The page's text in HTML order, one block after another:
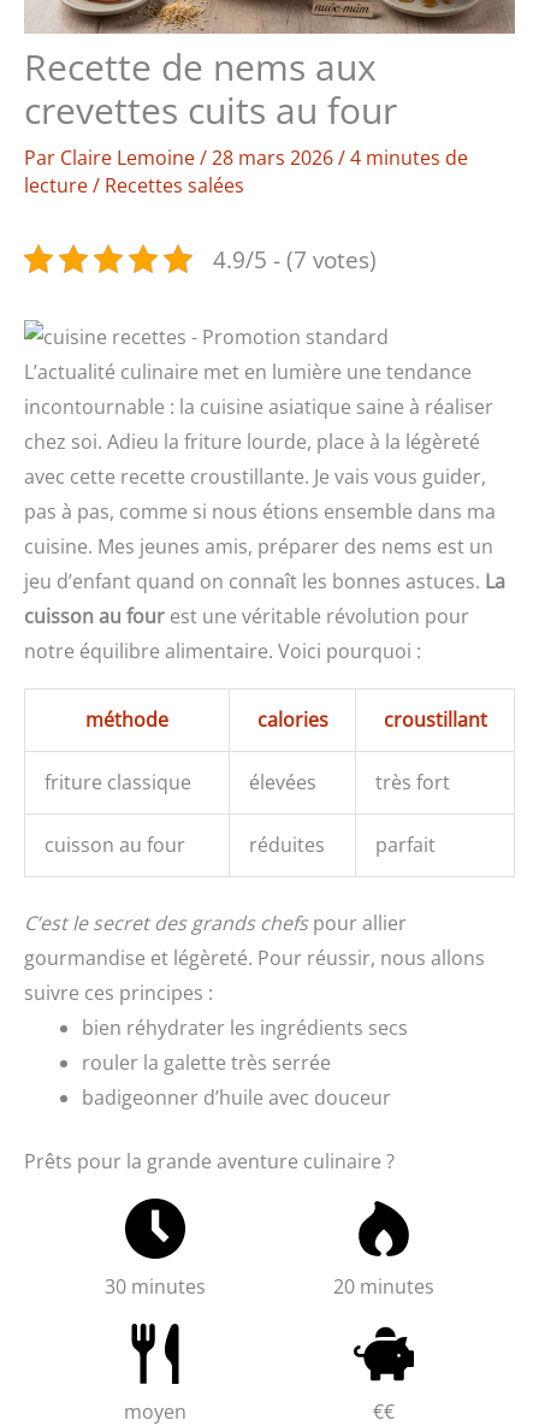
Recette de nems aux
crevettes cuits au four
Par Claire Lemoine/28 mars 2026/4 minutes de
lecture/ Recettes salées
4.9/5 - (7 votes)
L’actualité culinaire met en lumière une tendance
incontournable : la cuisine asiatique saine à réaliser
chez soi. Adieu la friture lourde, place à la légèreté
avec cette recette croustillante. Je vais vous guider,
pas à pas, comme si nous étions ensemble dans ma
cuisine. Mes jeunes amis, préparer des nems est un
jeu d’enfant quand on connaît les bonnes astuces. La
cuisson au four est une véritable révolution pour
notre équilibre alimentaire. Voici pourquoi :
méthode calories croustillant
friture classique élevées très fort
cuisson au four réduites parfait
C’est le secret des grands chefspour allier
gourmandise et légèreté. Pour réussir, nous allons
suivre ces principes :
bien réhydrater les ingrédients secs
rouler la galette très serrée
badigeonner d’huile avec douceur
Prêts pour la grande aventure culinaire ?
30 minutes 20 minutes
moyen €€